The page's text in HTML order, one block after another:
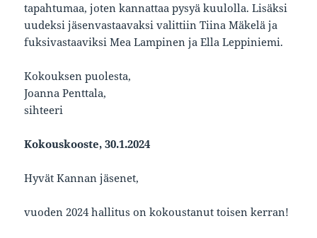
tapahtumaa, joten kannattaa pysyä kuulolla. Lisäksi
uudeksi jäsenvastaavaksi valittiin Tiina Mäkelä ja
fuksivastaaviksi Mea Lampinen ja Ella Leppiniemi.
Kokouksen puolesta,
Joanna Penttala,
sihteeri
Kokouskooste, 30.1.2024
Hyvät Kannan jäsenet,
vuoden 2024 hallitus on kokoustanut toisen kerran!